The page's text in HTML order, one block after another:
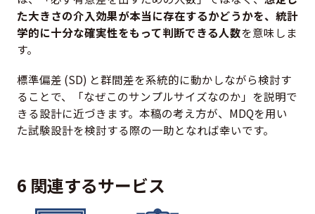
た大きさの介入効果が本当に存在するかどうかを、統計
学的に十分な確実性をもって判断できる人数を意味しま
す。
標準偏差 (SD) と群間差を系統的に動かしながら検討す
ることで、「なぜこのサンプルサイズなのか」を説明で
きる設計に近づきます。本稿の考え方が、MDQを用い
た試験設計を検討する際の一助となれば幸いです。
6 関連するサービス